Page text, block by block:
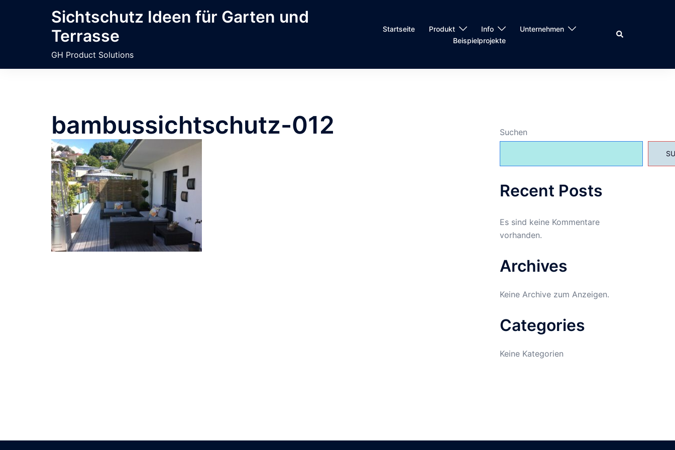
Sichtschutz Ideen für Garten und
Terrasse
GH Product Solutions
Startseite Produkt Info
Unternehmen
Beispielprojekte
Suche
bambussichtschutz-012 Suchen
Recent Posts
Es sind keine Kommentare
vorhanden.
Archives
Keine Archive zum Anzeigen.
Categories
Keine Kategorien